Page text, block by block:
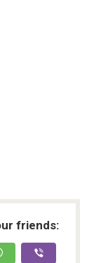
friends: